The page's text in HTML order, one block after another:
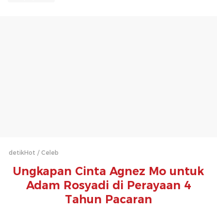
detikHot Celeb
Ungkapan Cinta Agnez Mo untuk
Adam Rosyadi di Perayaan 4
Tahun Pacaran